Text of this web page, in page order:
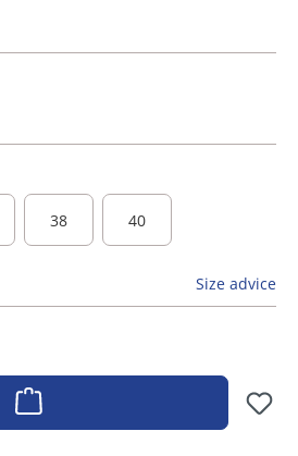
38 40
Size advice